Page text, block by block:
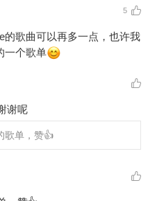
5
的歌曲可以再多一点，也许我
一个歌单
谢呢
歌单，赞👍